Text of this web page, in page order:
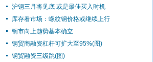
沪钢三月将见底 或是最佳买入时机
库存看市场：螺纹钢价格或继续上行
钢市向上趋势基本确立
钢贸商融资杠杆可扩大至95%(图)
钢贸融资三级跳(图)